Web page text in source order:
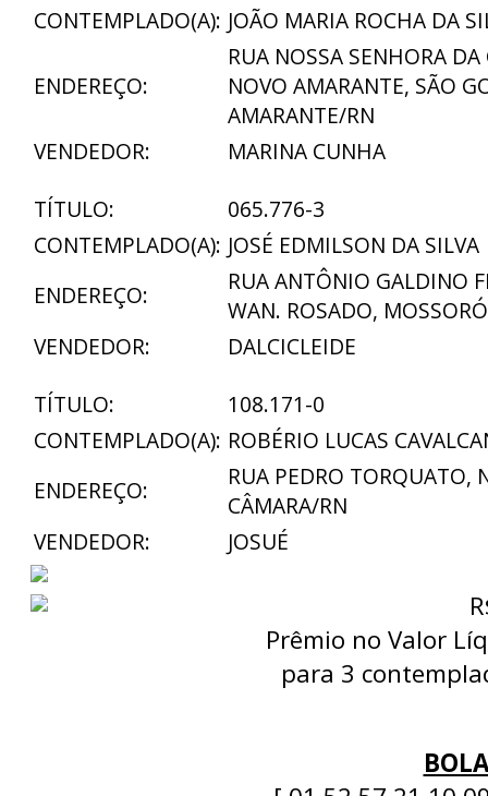
CONTEMPLADO(A): JOÃO MARIA ROCHA DA
ENDEREÇO:
RUA NOSSA SENHORA
NOVO AMARANTE, SÃO
AMARANTE/RN
VENDEDOR:
MARINA CUNHA
TÍTULO:
065.776-3
CONTEMPLADO(A): JOSÉ EDMILSON DA SILVA
ENDEREÇO:
RUA ANTÔNIO GALDINO
WAN. ROSADO,
VENDEDOR:
DALCICLEIDE
TÍTULO:
108.171-0
CONTEMPLADO(A): ROBÉRIO LUCAS
ENDEREÇO:
RUA PEDRO TORQUATO,
CÂMARA/RN
VENDEDOR:
JOSUÉ
Prêmio no Valor
para 3